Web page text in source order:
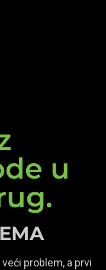
u
problem, a prvi